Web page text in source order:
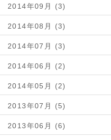
2014年09月 (3)
2014年08月 (3)
2014年07月 (3)
2014年06月 (2)
2014年05月 (2)
2013年07月 (5)
2013年06月 (6)